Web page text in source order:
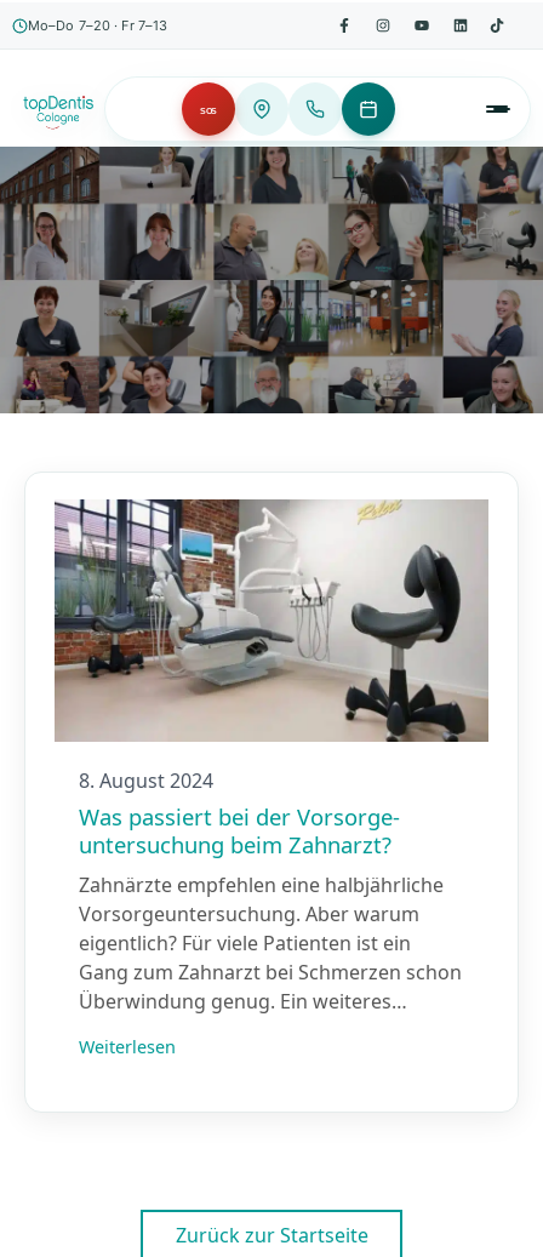
Mo–Do 7–20 · Fr 7–13
SOS
Unser Blog
8. August 2024
Was passiert bei der Vorsorge­
untersuchung beim Zahnarzt?
Zahnärzte empfehlen eine halbjährliche
Vorsorgeuntersuchung. Aber warum
eigentlich? Für viele Patienten ist ein
Gang zum Zahnarzt bei Schmerzen schon
Überwindung genug. Ein weiteres…
Weiterlesen
Zurück zur Startseite